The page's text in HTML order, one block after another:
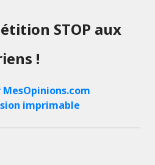
STOP aux
!
imprimable